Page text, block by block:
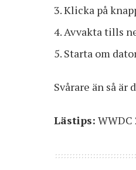
Klicka på
Avvakta tills
Starta om
Svårare än så är
Lästips: WWDC